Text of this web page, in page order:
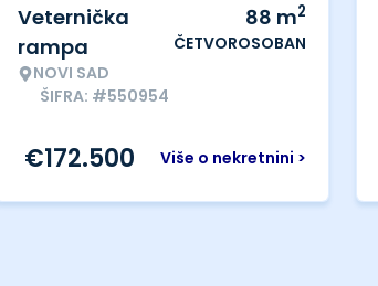
Veternička
rampa
NOVI SAD
ŠIFRA: #550954
88 m2
ČETVOROSOBAN
Više o nekretnini >
€172.500